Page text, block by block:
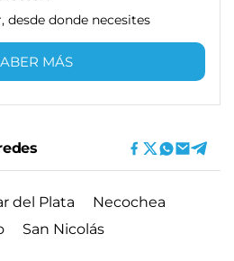
desde donde necesites
MÁS
del Plata
Necochea
San Nicolás